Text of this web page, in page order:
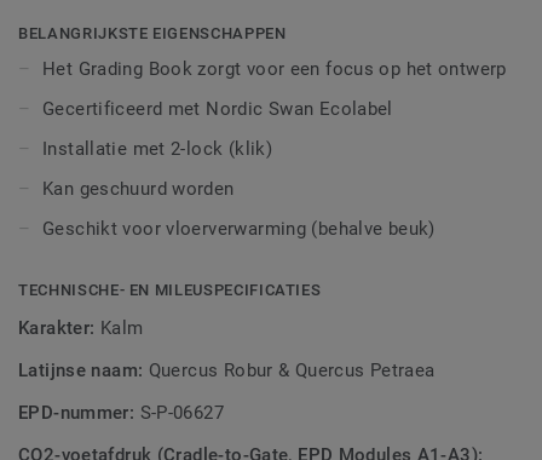
van elke plank te beschermen.
BELANGRIJKSTE EIGENSCHAPPEN
Het Grading Book zorgt voor een focus op het ontwerp
Gecertificeerd met Nordic Swan Ecolabel
Installatie met 2-lock (klik)
Kan geschuurd worden
Geschikt voor vloerverwarming (behalve beuk)
TECHNISCHE- EN MILEUSPECIFICATIES
Karakter: Kalm
Latijnse naam: Quercus Robur & Quercus Petraea
EPD-nummer: S-P-06627
CO2-voetafdruk (Cradle-to-Gate, EPD Modules A1-A3):